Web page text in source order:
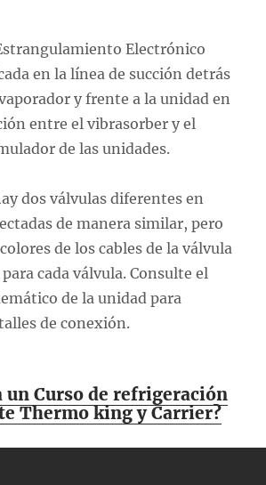
Electrónico
en la línea de succión detrás
y frente a la unidad en
entre el vibrasorber y el
de las unidades.
dos válvulas diferentes en
de manera similar, pero
de los cables de la válvula
cada válvula. Consulte el
de la unidad para
de conexión.
un Curso de refrigeración
Thermo king y Carrier?